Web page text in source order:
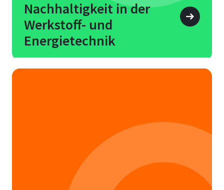
Nachhaltigkeit in der
Werkstoff- und
Energietechnik